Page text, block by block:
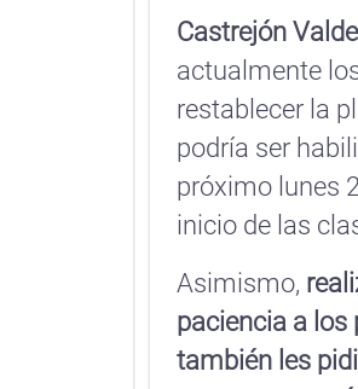
Castrejón
actualmente
restablecer la
podría ser
próximo lunes
inicio de las
Asimismo,
paciencia a los
también les